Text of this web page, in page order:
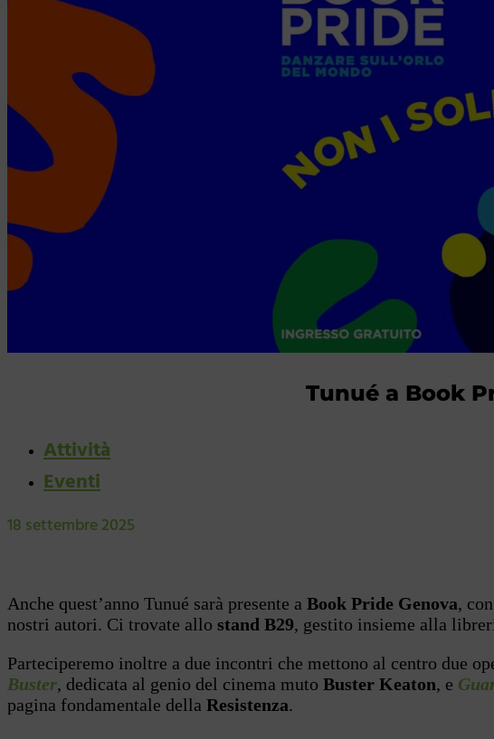
Tunué a Book
Attività
Eventi
18 settembre 2025
Anche quest’anno Tunué sarà presente a Book Pride Genova,
nostri autori. Ci trovate allo stand B29, gestito insieme alla
Parteciperemo inoltre a due incontri che mettono al centro due
Buster, dedicata al genio del cinema muto Buster Keaton, e
pagina fondamentale della Resistenza.